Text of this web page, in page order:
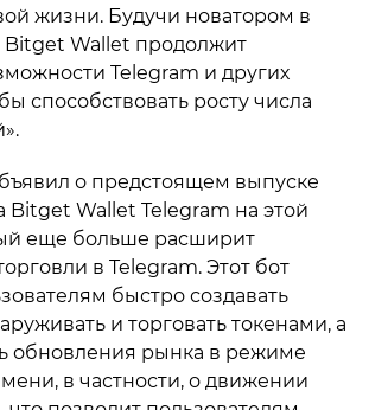
жизни. Будучи новатором в
Bitget Wallet продолжит
Telegram и других
способствовать росту числа
о предстоящем выпуске
Bitget Wallet Telegram на этой
еще больше расширит
в Telegram. Этот бот
быстро создавать
и торговать токенами, а
обновления рынка в режиме
в частности, о движении